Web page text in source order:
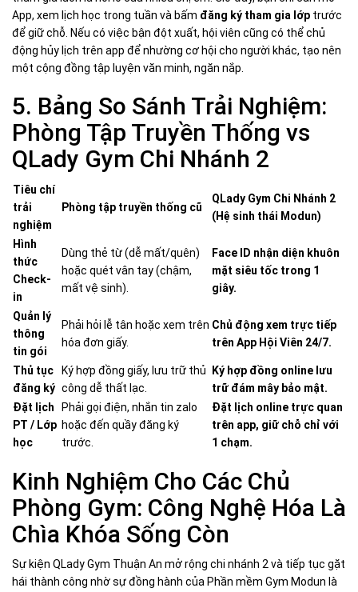
App, xem lịch học trong tuần và bấm đăng ký tham gia lớp trước
để giữ chỗ. Nếu có việc bận đột xuất, hội viên cũng có thể chủ
động hủy lịch trên app để nhường cơ hội cho người khác, tạo nên
một cộng đồng tập luyện văn minh, ngăn nắp.
5. Bảng So Sánh Trải Nghiệm:
Phòng Tập Truyền Thống vs
QLady Gym Chi Nhánh 2
Tiêu chí
trải
nghiệm
Phòng tập truyền thống cũ
QLady Gym Chi Nhánh 2
(Hệ sinh thái Modun)
Hình
thức
Check-
in
Dùng thẻ từ (dễ mất/quên)
hoặc quét vân tay (chậm,
mất vệ sinh).
Face ID nhận diện khuôn
mặt siêu tốc trong 1
giây.
Quản lý
thông
tin gói
Phải hỏi lễ tân hoặc xem trên
hóa đơn giấy.
Chủ động xem trực tiếp
trên App Hội Viên 24/7.
Thủ tục
đăng ký
Ký hợp đồng giấy, lưu trữ thủ
công dễ thất lạc.
Ký hợp đồng online lưu
trữ đám mây bảo mật.
Đặt lịch
PT / Lớp
học
Phải gọi điện, nhắn tin zalo
hoặc đến quầy đăng ký
trước.
Đặt lịch online trực quan
trên app, giữ chỗ chỉ với
1 chạm.
Kinh Nghiệm Cho Các Chủ
Phòng Gym: Công Nghệ Hóa Là
Chìa Khóa Sống Còn
Sự kiện QLady Gym Thuận An mở rộng chi nhánh 2 và tiếp tục gặt
hái thành công nhờ sự đồng hành của Phần mềm Gym Modun là